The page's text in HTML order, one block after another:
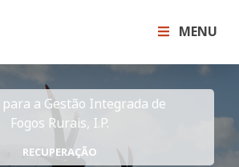
MENU
a Gestão Integrada de
Fogos Rurais, I.P.
RECUPERAÇÃO